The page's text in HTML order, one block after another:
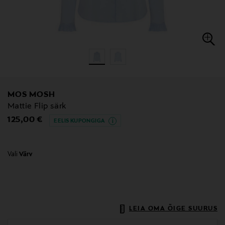
MOS MOSH
Mattie Flip särk
Original Price
125,00 € EELIS KUPONGIGA
Vali Värv
LEIA OMA ÕIGE SUURUS